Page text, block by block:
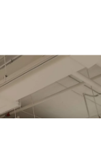
简体中文
العربية
Français